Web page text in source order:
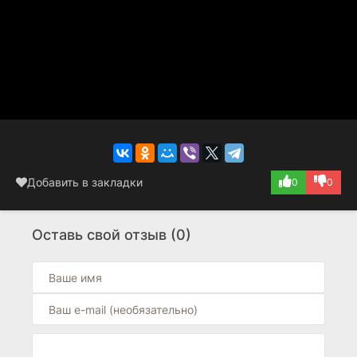
Добавить в закладки 0 0
Оставь свой отзыв (0)